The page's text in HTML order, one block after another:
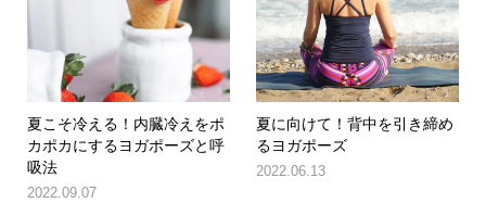
夏こそ冷える！内臓冷えをポ
カポカにするヨガポーズと呼
吸法
2022.09.07
夏に向けて！背中を引き締め
るヨガポーズ
2022.06.13